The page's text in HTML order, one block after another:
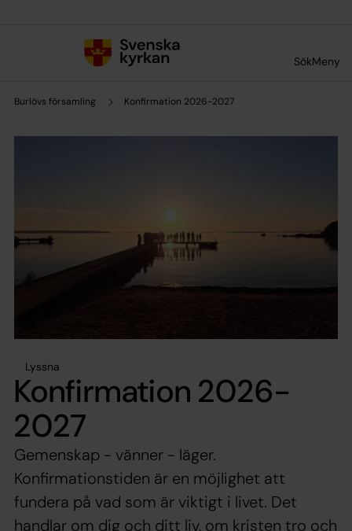
SökMeny
Burlövs församling Konfirmation 2026-2027
Lyssna
Konfirmation 2026-
2027
Gemenskap - vänner - läger.
Konfirmationstiden är en möjlighet att
fundera på vad som är viktigt i livet. Det
handlar om dig och ditt liv, om kristen tro och